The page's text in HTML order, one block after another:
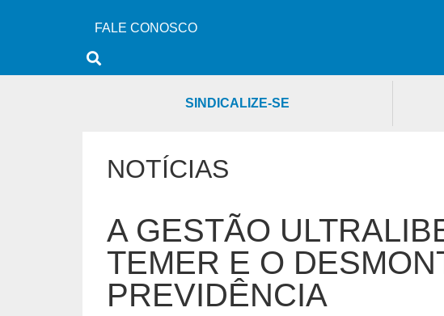
FALE CONOSCO
SINDICALIZE-SE
NOTÍCIAS
A GESTÃO
TEMER E O
PREVIDÊNCIA